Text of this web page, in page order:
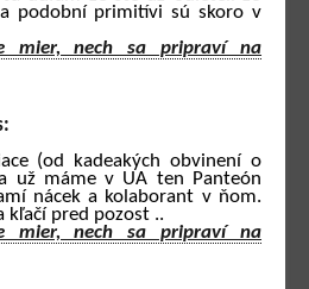
podobní primitívi sú skoro v
mier, nech sa pripraví na
(od kadeakých obvinení o
už máme v UA ten Panteón
nácek a kolaborant v ňom.
kľačí pred pozost ..
mier, nech sa pripraví na